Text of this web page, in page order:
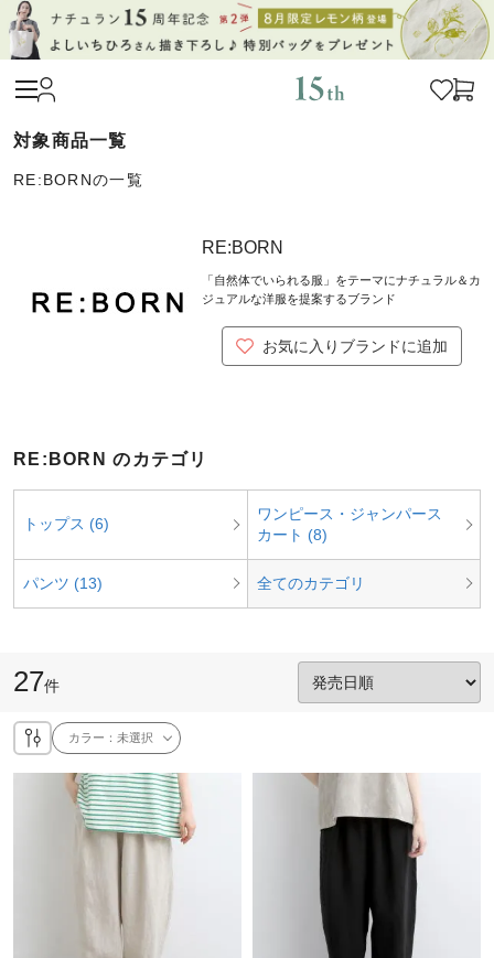
RE:BORNの一覧
RE:BORN
「自然体でいられる服」をテーマにナチュラル＆カ
ジュアルな洋服を提案するブランド
お気に入りブランドに追加
RE:BORN のカテゴリ
トップス (6)
ワンピース・ジャンパース
カート (8)
パンツ (13) 全てのカテゴリ
27件
カラー：未選択